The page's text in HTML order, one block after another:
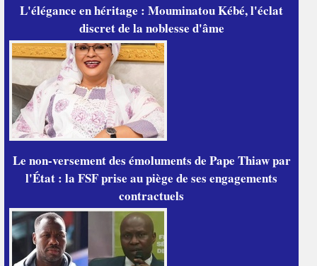
L'élégance en héritage : Mouminatou Kébé, l'éclat
discret de la noblesse d'âme
Le non-versement des émoluments de Pape Thiaw par
l'État : la FSF prise au piège de ses engagements
contractuels